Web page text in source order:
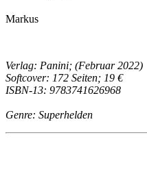
Markus
Verlag: Panini; (Februar 2022)
Softcover: 172 Seiten; 19 €
ISBN-13: 9783741626968
Genre: Superhelden